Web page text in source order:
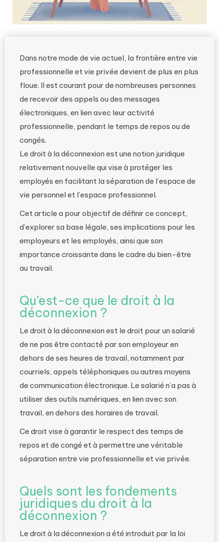
Dans notre mode de vie actuel, la frontière entre vie
professionnelle et vie privée devient de plus en plus
floue. Il est courant pour de nombreuses personnes
de recevoir des appels ou des messages
électroniques, en lien avec leur activité
professionnelle, pendant le temps de repos ou de
congés.
Le droit à la déconnexion est une notion juridique
relativement nouvelle qui vise à protéger les
employés en facilitant la séparation de l’espace de
vie personnel et l’espace professionnel.
Cet article a pour objectif de définir ce concept,
d’explorer sa base légale, ses implications pour les
employeurs et les employés, ainsi que son
importance croissante dans le cadre du bien-être
au travail.
Qu’est-ce que le droit à la
déconnexion ?
Le droit à la déconnexion est le droit pour un salarié
de ne pas être contacté par son employeur en
dehors de ses heures de travail, notamment par
courriels, appels téléphoniques ou autres moyens
de communication électronique. Le salarié n’a pas à
utiliser des outils numériques, en lien avec son
travail, en dehors des horaires de travail.
Ce droit vise à garantir le respect des temps de
repos et de congé et à permettre une véritable
séparation entre vie professionnelle et vie privée.
Quels sont les fondements
juridiques du droit à la
déconnexion ?
Le droit à la déconnexion a été introduit par la loi